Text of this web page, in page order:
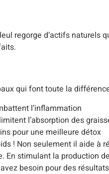
regorge d’actifs naturels
qui font toute la
l’inflammation
l’absorption des
pour une meilleure détox
! Non seulement il aide à
stimulant la production
besoin pour des